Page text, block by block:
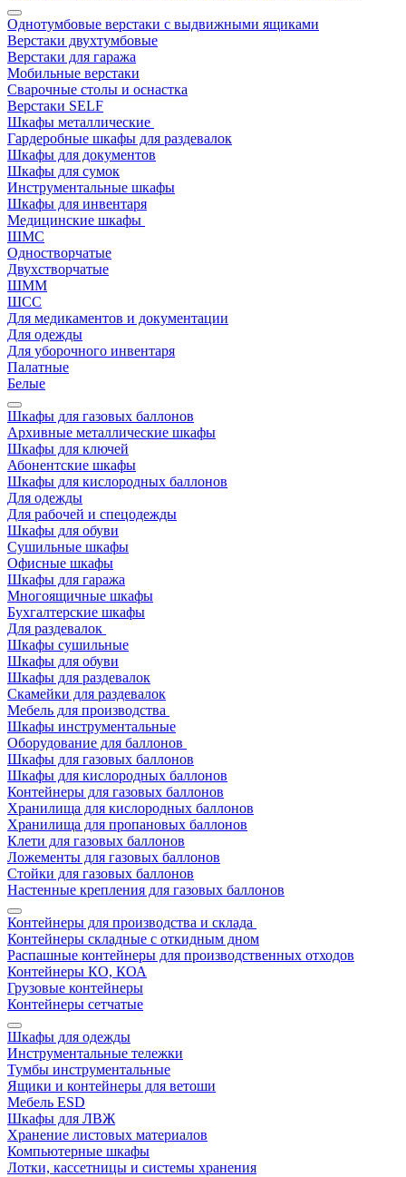
Однотумбовые верстаки с выдвижными ящиками
Верстаки двухтумбовые
Верстаки для гаража
Мобильные верстаки
Сварочные столы и оснастка
Верстаки SELF
Шкафы металлические
Гардеробные шкафы для раздевалок
Шкафы для документов
Шкафы для сумок
Инструментальные шкафы
Шкафы для инвентаря
Медицинские шкафы
ШМС
Одностворчатые
Двухстворчатые
ШММ
ШСС
Для медикаментов и документации
Для одежды
Для уборочного инвентаря
Палатные
Белые
Шкафы для газовых баллонов
Архивные металлические шкафы
Шкафы для ключей
Абонентские шкафы
Шкафы для кислородных баллонов
Для одежды
Для рабочей и спецодежды
Шкафы для обуви
Сушильные шкафы
Офисные шкафы
Шкафы для гаража
Многоящичные шкафы
Бухгалтерские шкафы
Для раздевалок
Шкафы сушильные
Шкафы для обуви
Шкафы для раздевалок
Скамейки для раздевалок
Мебель для производства
Шкафы инструментальные
Оборудование для баллонов
Шкафы для газовых баллонов
Шкафы для кислородных баллонов
Контейнеры для газовых баллонов
Хранилища для кислородных баллонов
Хранилища для пропановых баллонов
Клети для газовых баллонов
Ложементы для газовых баллонов
Стойки для газовых баллонов
Настенные крепления для газовых баллонов
Контейнеры для производства и склада
Контейнеры складные с откидным дном
Распашные контейнеры для производственных отходов
Контейнеры КО, КОА
Грузовые контейнеры
Контейнеры сетчатые
Шкафы для одежды
Инструментальные тележки
Тумбы инструментальные
Ящики и контейнеры для ветоши
Мебель ESD
Шкафы для ЛВЖ
Хранение листовых материалов
Компьютерные шкафы
Лотки, кассетницы и системы хранения